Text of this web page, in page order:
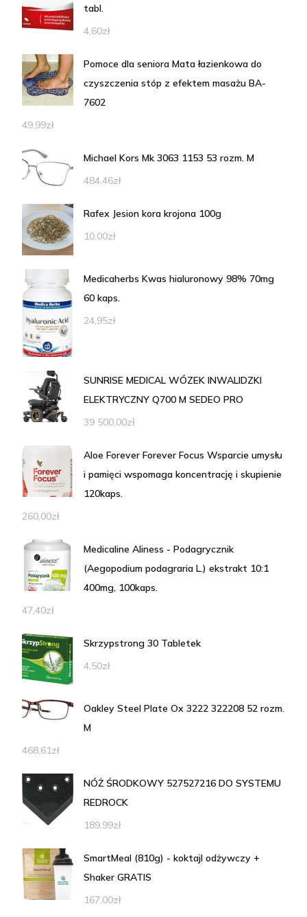
tabl.
4,60zł
Pomoce dla seniora Mata łazienkowa do
czyszczenia stóp z efektem masażu BA-
7602
49,99zł
Michael Kors Mk 3063 1153 53 rozm. M
484,46zł
Rafex Jesion kora krojona 100g
10,00zł
Medicaherbs Kwas hialuronowy 98% 70mg
60 kaps.
24,95zł
SUNRISE MEDICAL WÓZEK INWALIDZKI
ELEKTRYCZNY Q700 M SEDEO PRO
39 500,00zł
Aloe Forever Forever Focus Wsparcie umysłu
i pamięci wspomaga koncentrację i skupienie
120kaps.
260,00zł
Medicaline Aliness - Podagrycznik
(Aegopodium podagraria L.) ekstrakt 10:1
400mg, 100kaps.
47,40zł
Skrzypstrong 30 Tabletek
4,50zł
Oakley Steel Plate Ox 3222 322208 52 rozm.
M
468,61zł
NÓŻ ŚRODKOWY 527527216 DO SYSTEMU
REDROCK
189,99zł
SmartMeal (810g) - koktajl odżywczy +
Shaker GRATIS
167,00zł